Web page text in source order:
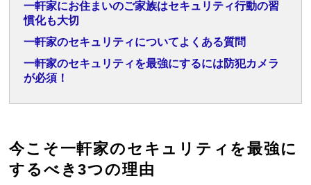
一軒家にお住まいのご家族はセキュリティ行動の習
慣化も大切
一軒家のセキュリティについてよくある質問
一軒家のセキュリティを最強にするには防犯カメラ
が必須！
今こそ一軒家のセキュリティを最強に
するべき3つの理由